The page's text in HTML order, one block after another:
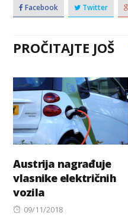
Facebook Twitter
PROČITAJTE JOŠ
Austrija nagrađuje
vlasnike električnih
vozila
Posted
09/11/2018